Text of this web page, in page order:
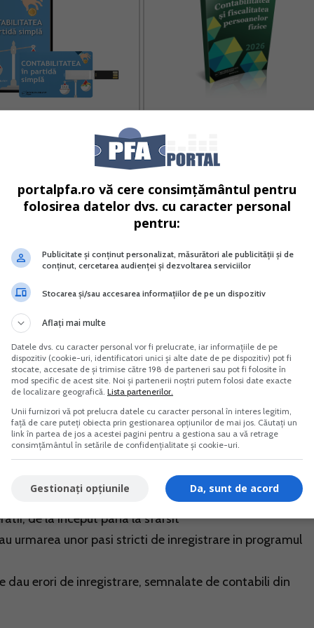
in partida simpla
Vreau acest produs →
pret de 30% + transport gratuit la livrare! >>
extrem de utile, recomandari, temeiuri legale, comentarii
rapide pentru problemele cu care va intalniti in
clar si cu exemple practice intrebarilor dvs.
le indeplineste, modul de introducere a unor date
cerute de lege, rezolvarea unor probleme practice
practice, recomandariinlatura acum orice dubiu,
corespunzatoare care trebuie accesata de PFA
de la inceput pana la sfarsit
urmarea unor pasi stricti de inregistrare in programul
erori de inregistrare, semnalate de contabili din
portalpfa.ro vă cere consimțământul pentru
folosirea datelor dvs. cu caracter personal
pentru:
Publicitate și conținut personalizat, măsurători ale publicității și de
conținut, cercetarea audienței și dezvoltarea serviciilor
Stocarea și/sau accesarea informațiilor de pe un dispozitiv
Aflați mai multe
Datele dvs. cu caracter personal vor fi prelucrate, iar informațiile de pe
dispozitiv (cookie-uri, identificatori unici și alte date de pe dispozitiv) pot fi
stocate, accesate de și trimise către 198 de parteneri sau pot fi folosite în
mod specific de acest site. Noi și partenerii noștri putem folosi date exacte
de localizare geografică. Lista partenerilor.
Unii furnizori vă pot prelucra datele cu caracter personal în interes legitim,
față de care puteți obiecta prin gestionarea opțiunilor de mai jos. Căutați un
link în partea de jos a acestei pagini pentru a gestiona sau a vă retrage
consimțământul în setările de confidențialitate și cookie-uri.
Da, sunt de acord
Gestionați opțiunile